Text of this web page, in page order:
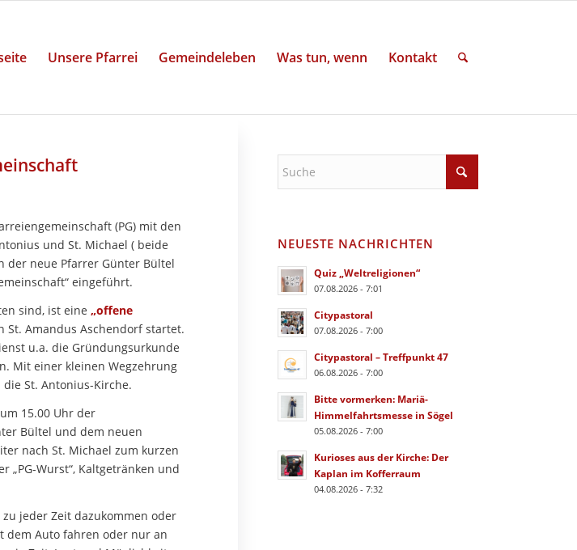
Unsere Pfarrei Gemeindeleben Was tun, wenn Kontakt
(PG) mit den
und St. Michael ( beide
der neue Pfarrer Günter Bültel
eingeführt.
sind, ist eine „offene
St. Amandus Aschendorf startet.
u.a. die Gründungsurkunde
Mit einer kleinen Wegzehrung
St. Antonius-Kirche.
15.00 Uhr der
Bültel und dem neuen
nach St. Michael zum kurzen
„PG-Wurst“, Kaltgetränken und
jeder Zeit dazukommen oder
dem Auto fahren oder nur an
NEUESTE NACHRICHTEN
Quiz „Weltreligionen“
07.08.2026 - 7:01
Citypastoral
07.08.2026 - 7:00
Citypastoral – Treffpunkt 47
06.08.2026 - 7:00
Bitte vormerken: Mariä-
Himmelfahrtsmesse in Sögel
05.08.2026 - 7:00
Kurioses aus der Kirche: Der
Kaplan im Kofferraum
04.08.2026 - 7:32